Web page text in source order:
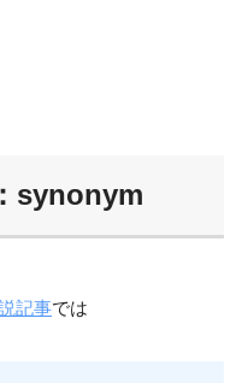
synonym
記事では